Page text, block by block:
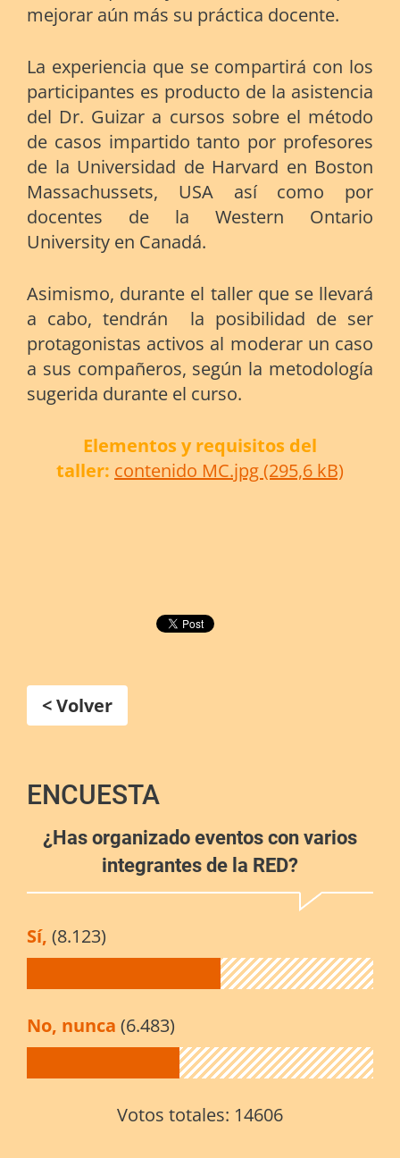
mejorar aún más su práctica docente.
La experiencia que se compartirá con los
participantes es producto de la asistencia
del Dr. Guizar a cursos sobre el método
de casos impartido tanto por profesores
de la Universidad de Harvard en Boston
Massachussets, USA así como por
docentes de la Western Ontario
University en Canadá.
Asimismo, durante el taller que se llevará
a cabo, tendrán la posibilidad de ser
protagonistas activos al moderar un caso
a sus compañeros, según la metodología
sugerida durante el curso.
Elementos y requisitos del
taller: contenido MC.jpg (295,6 kB)
< Volver
ENCUESTA
¿Has organizado eventos con varios
integrantes de la RED?
Sí, (8.123)
No, nunca (6.483)
Votos totales: 14606